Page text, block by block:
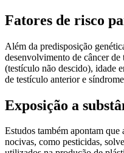
Fatores de risco
Além da predisposição
desenvolvimento de câncer
(testículo não descido), idade
de testículo anterior e
Exposição a
Estudos também apontam que
nocivas, como pesticidas,